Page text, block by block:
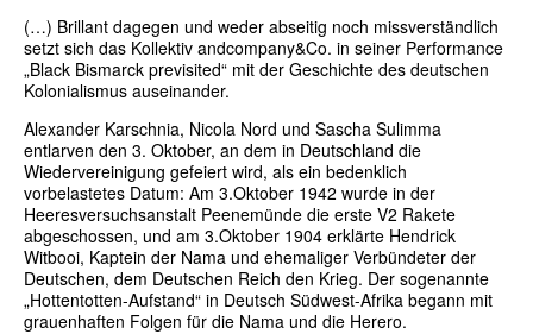
(…) Brillant dagegen und weder abseitig noch missverständlich
setzt sich das Kollektiv andcompany&Co. in seiner Performance
„Black Bismarck previsited“ mit der Geschichte des deutschen
Kolonialismus auseinander.
Alexander Karschnia, Nicola Nord und Sascha Sulimma
entlarven den 3. Oktober, an dem in Deutschland die
Wiedervereinigung gefeiert wird, als ein bedenklich
vorbelastetes Datum: Am 3.Oktober 1942 wurde in der
Heeresversuchsanstalt Peenemünde die erste V2 Rakete
abgeschossen, und am 3.Oktober 1904 erklärte Hendrick
Witbooi, Kaptein der Nama und ehemaliger Verbündeter der
Deutschen, dem Deutschen Reich den Krieg. Der sogenannte
„Hottentotten-Aufstand“ in Deutsch Südwest-Afrika begann mit
grauenhaften Folgen für die Nama und die Herero.